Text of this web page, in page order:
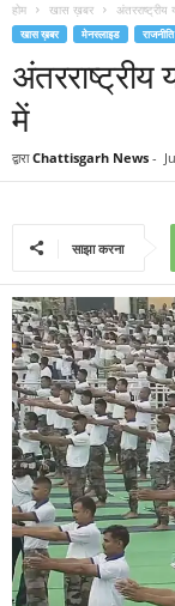
होम खास ख़बर
खास ख़बर मेनस्लाइड राजनीति
में
द्वारा Chattisgarh News -
साझा करना